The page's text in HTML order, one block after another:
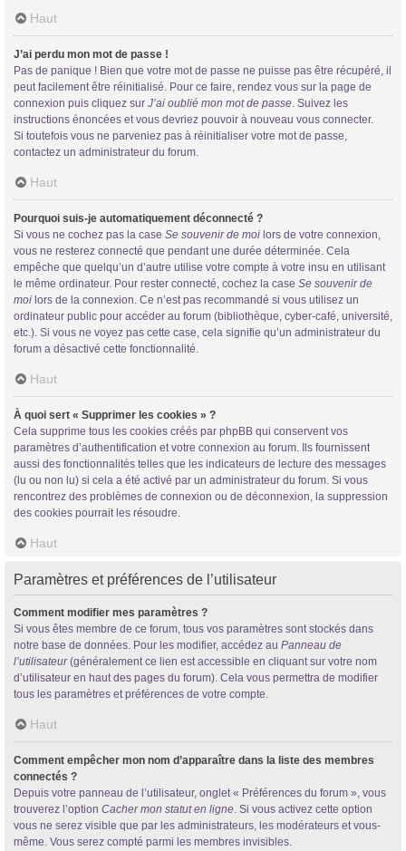
Haut
J’ai perdu mon mot de passe !
Pas de panique ! Bien que votre mot de passe ne puisse pas être récupéré, il
peut facilement être réinitialisé. Pour ce faire, rendez vous sur la page de
connexion puis cliquez sur J’ai oublié mon mot de passe. Suivez les
instructions énoncées et vous devriez pouvoir à nouveau vous connecter.
Si toutefois vous ne parveniez pas à réinitialiser votre mot de passe,
contactez un administrateur du forum.
Haut
Pourquoi suis-je automatiquement déconnecté ?
Si vous ne cochez pas la case Se souvenir de moi lors de votre connexion,
vous ne resterez connecté que pendant une durée déterminée. Cela
empêche que quelqu’un d’autre utilise votre compte à votre insu en utilisant
le même ordinateur. Pour rester connecté, cochez la case Se souvenir de
moi lors de la connexion. Ce n’est pas recommandé si vous utilisez un
ordinateur public pour accéder au forum (bibliothèque, cyber-café, université,
etc.). Si vous ne voyez pas cette case, cela signifie qu’un administrateur du
forum a désactivé cette fonctionnalité.
Haut
À quoi sert « Supprimer les cookies » ?
Cela supprime tous les cookies créés par phpBB qui conservent vos
paramètres d’authentification et votre connexion au forum. Ils fournissent
aussi des fonctionnalités telles que les indicateurs de lecture des messages
(lu ou non lu) si cela a été activé par un administrateur du forum. Si vous
rencontrez des problèmes de connexion ou de déconnexion, la suppression
des cookies pourrait les résoudre.
Haut
Paramètres et préférences de l’utilisateur
Comment modifier mes paramètres ?
Si vous êtes membre de ce forum, tous vos paramètres sont stockés dans
notre base de données. Pour les modifier, accédez au Panneau de
l’utilisateur(généralement ce lien est accessible en cliquant sur votre nom
d’utilisateur en haut des pages du forum). Cela vous permettra de modifier
tous les paramètres et préférences de votre compte.
Haut
Comment empêcher mon nom d’apparaître dans la liste des membres
connectés ?
Depuis votre panneau de l’utilisateur, onglet « Préférences du forum », vous
trouverez l’option Cacher mon statut en ligne. Si vous activez cette option
vous ne serez visible que par les administrateurs, les modérateurs et vous-
même. Vous serez compté parmi les membres invisibles.